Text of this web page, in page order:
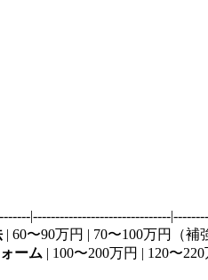
|-------------------------------
| 60〜90万円 | 70〜100万円（補
ーム | 100〜200万円 | 120〜